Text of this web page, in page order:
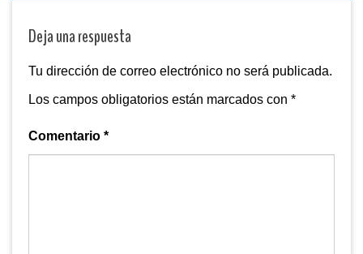
Deja una respuesta
Tu dirección de correo electrónico no será publicada.
Los campos obligatorios están marcados con *
Comentario *